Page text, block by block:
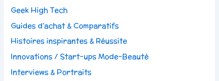
Geek High Tech
Guides d’achat & Comparatifs
Histoires inspirantes & Réussite
Innovations / Start-ups Mode-Beauté
Interviews & Portraits